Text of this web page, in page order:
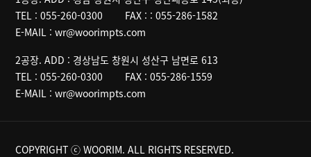
TEL :055-260-0300 FAX : : 055-286-1582
E-MAIL :wr@woorimpts.com
2공장. ADD : 경상남도 창원시 성산구 남면로 613
TEL :055-260-0300 FAX :055-286-1559
E-MAIL :wr@woorimpts.com
COPYRIGHT ⓒ WOORIM. ALL RIGHTS RESERVED.